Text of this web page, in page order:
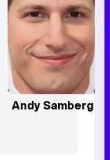
Andy Samberg